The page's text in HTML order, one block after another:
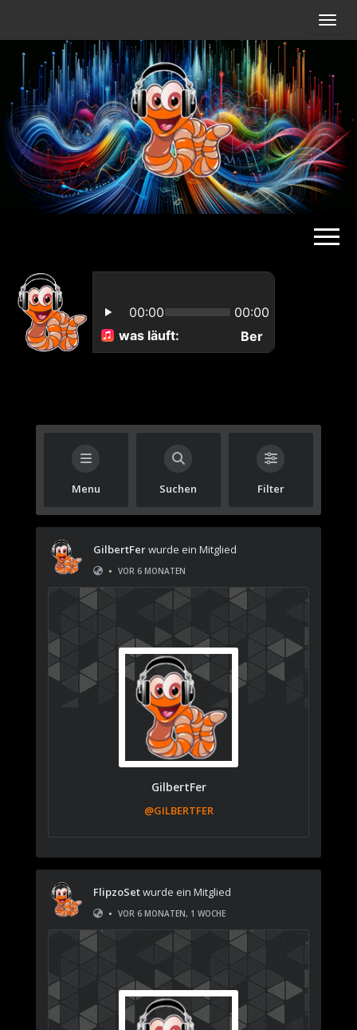
Radio
Menu Suchen Filter
GilbertFerwurde ein Mitglied
• VOR 6 MONATEN
GilbertFer
@GILBERTFER
FlipzoSetwurde ein Mitglied
• VOR 6 MONATEN, 1 WOCHE